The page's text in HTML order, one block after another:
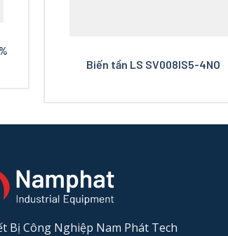
Biến tần LS SV008IS5-4NO
Bị Công Nghiệp Nam Phát Tech